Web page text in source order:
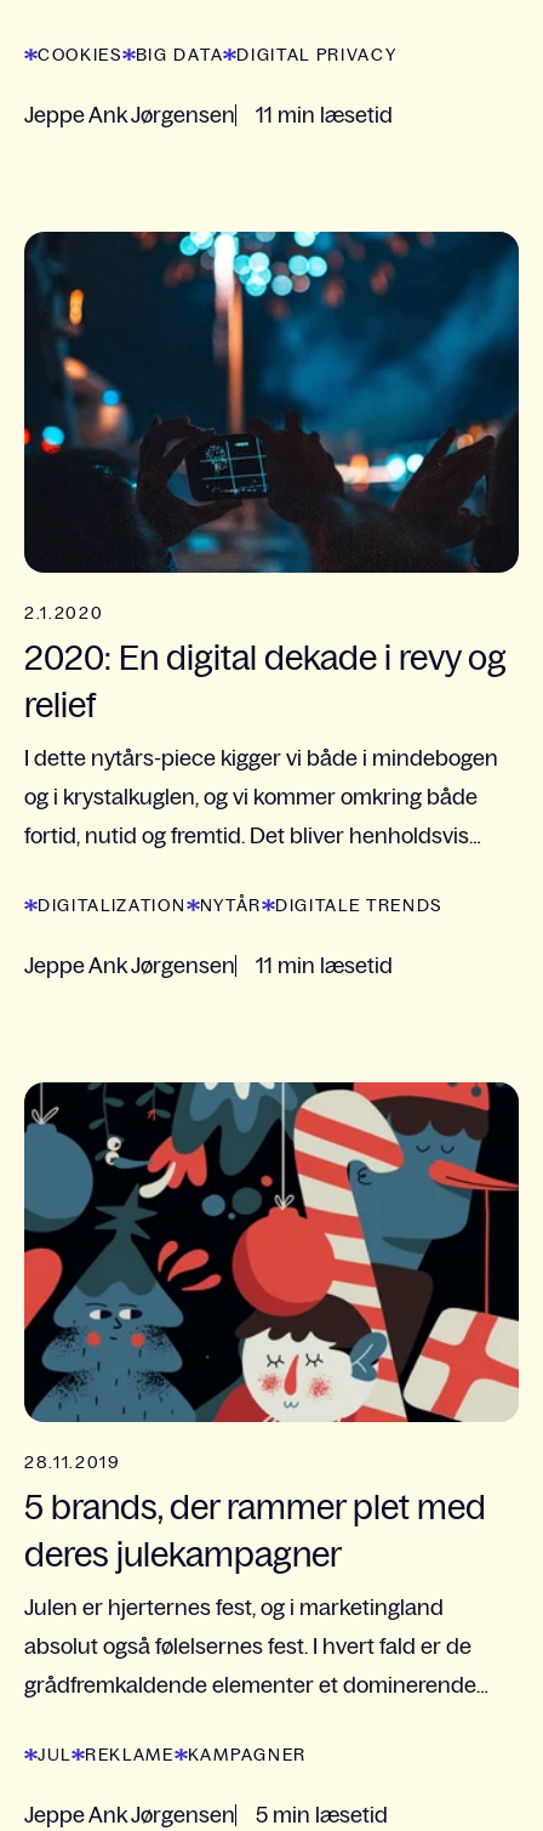
COOKIES BIG DATA DIGITAL PRIVACY
Jeppe Ank Jørgensen 11 min læsetid
2.1.2020
2020: En digital dekade i revy og
relief
I dette nytårs-piece kigger vi både i mindebogen
og i krystalkuglen, og vi kommer omkring både
fortid, nutid og fremtid. Det bliver henholdsvis
DIGITALIZATION NYTÅR DIGITALE TRENDS
Jeppe Ank Jørgensen 11 min læsetid
28.11.2019
5 brands, der rammer plet med
deres julekampagner
Julen er hjerternes fest, og i marketingland
absolut også følelsernes fest. I hvert fald er de
grådfremkaldende elementer et dominerende
julekampagner.
JUL REKLAME KAMPAGNER
Jeppe Ank Jørgensen 5 min læsetid